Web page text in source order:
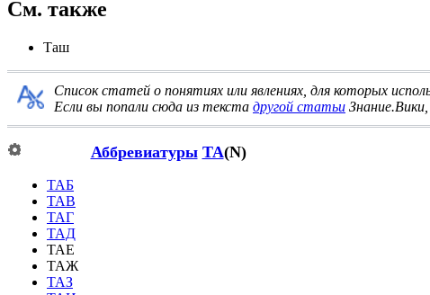
См. также
Таш
Список статей о понятиях или явлениях, для которых
Если вы попали сюда из текста другой статьи
Аббревиатуры ТА(N)
ТАБ
ТАВ
ТАГ
ТАД
ТАЕ
ТАЖ
ТАЗ